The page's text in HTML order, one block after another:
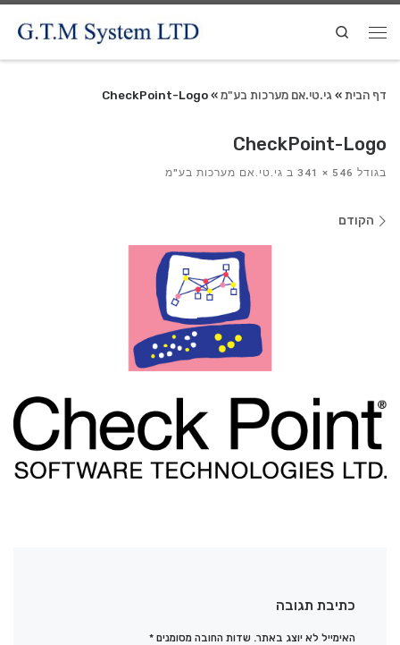
Search
דף הבית » גי.טי.אם מערכות בע"מ»
CheckPoint-Logo
CheckPoint-Logo
בגודל ב גי.טי.אם מערכות בע"מ
ניווטהקודם
כתיבת תגובה
האימייל לא יוצג באתר. שדות החובה מסומנים*